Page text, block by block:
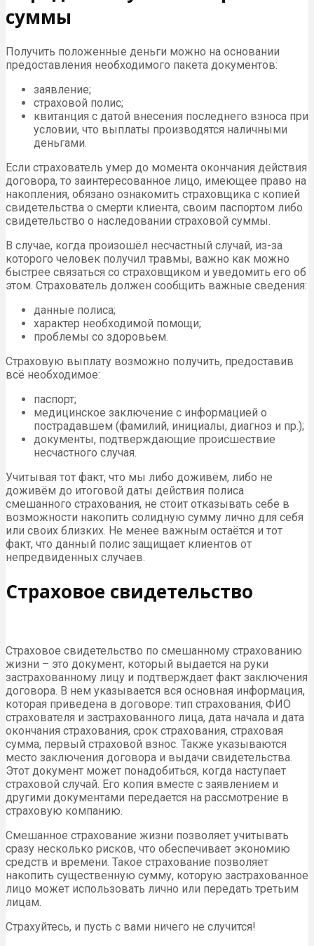
суммы
Получить положенные деньги можно на основании
предоставления необходимого пакета документов:
заявление;
страховой полис;
квитанция с датой внесения последнего взноса при
условии, что выплаты производятся наличными
деньгами.
Если страхователь умер до момента окончания действия
договора, то заинтересованное лицо, имеющее право на
накопления, обязано ознакомить страховщика с копией
свидетельства о смерти клиента, своим паспортом либо
свидетельство о наследовании страховой суммы.
В случае, когда произошёл несчастный случай, из-за
которого человек получил травмы, важно как можно
быстрее связаться со страховщиком и уведомить его об
этом. Страхователь должен сообщить важные сведения:
данные полиса;
характер необходимой помощи;
проблемы со здоровьем.
Страховую выплату возможно получить, предоставив
всё необходимое:
паспорт;
медицинское заключение с информацией о
пострадавшем (фамилий, инициалы, диагноз и пр.);
документы, подтверждающие происшествие
несчастного случая.
Учитывая тот факт, что мы либо доживём, либо не
доживём до итоговой даты действия полиса
смешанного страхования, не стоит отказывать себе в
возможности накопить солидную сумму лично для себя
или своих близких. Не менее важным остаётся и тот
факт, что данный полис защищает клиентов от
непредвиденных случаев.
Страховое свидетельство
Страховое свидетельство по смешанному страхованию
жизни – это документ, который выдается на руки
застрахованному лицу и подтверждает факт заключения
договора. В нем указывается вся основная информация,
которая приведена в договоре: тип страхования, ФИО
страхователя и застрахованного лица, дата начала и дата
окончания страхования, срок страхования, страховая
сумма, первый страховой взнос. Также указываются
место заключения договора и выдачи свидетельства.
Этот документ может понадобиться, когда наступает
страховой случай. Его копия вместе с заявлением и
другими документами передается на рассмотрение в
страховую компанию.
Смешанное страхование жизни позволяет учитывать
сразу несколько рисков, что обеспечивает экономию
средств и времени. Такое страхование позволяет
накопить существенную сумму, которую застрахованное
лицо может использовать лично или передать третьим
лицам.
Страхуйтесь, и пусть с вами ничего не случится!